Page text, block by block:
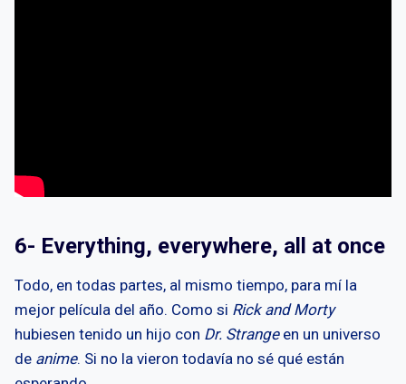
6- Everything, everywhere, all at once
Todo, en todas partes, al mismo tiempo, para mí la
mejor película del año. Como si Rick and Morty
hubiesen tenido un hijo con Dr. Strangeen un universo
de anime. Si no la vieron todavía no sé qué están